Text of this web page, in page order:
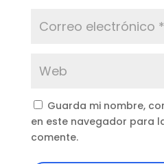
Guarda mi nombre,
en este navegador para
comente.